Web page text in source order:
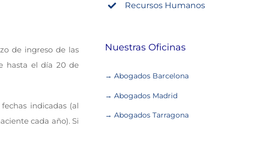
de ingreso de las
hasta el día 20 de
indicadas (al
cada año). Si
Recursos Humanos
Nuestras Oficinas
→ Abogados Barcelona
→ Abogados Madrid
→ Abogados Tarragona